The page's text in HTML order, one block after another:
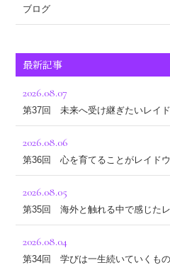
ブログ
最新記事
2026.08.07
第37回 未来へ受け継ぎたいレイ
2026.08.06
第36回 心を育てることがレイド
2026.08.05
第35回 海外と触れる中で感じた
2026.08.04
第34回 学びは一生続いていくもの